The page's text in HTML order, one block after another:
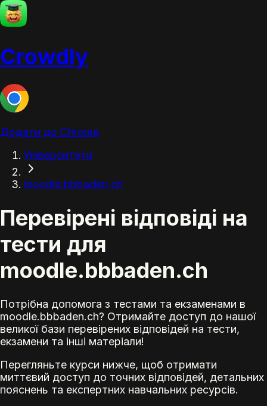
Crowdly
Додати до Chrome
Університети
moodle.bbbaden.ch
Перевірені відповіді на
тести для
moodle.bbbaden.ch
Потрібна допомога з тестами та екзаменами в
moodle.bbbaden.ch? Отримайте доступ до нашої
великої бази перевірених відповідей на тести,
екзамени та інші матеріали!
Перегляньте курси нижче, щоб отримати
миттєвий доступ до точних відповідей, детальних
пояснень та експертних навчальних ресурсів.